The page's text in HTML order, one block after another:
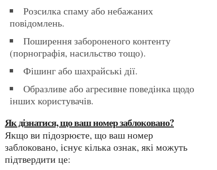
Розсилка спаму або небажаних
повідомлень.
Поширення забороненого контенту
(порнографія, насильство тощо).
Фішинг або шахрайські дії.
Образливе або агресивне поведінка щодо
інших користувачів.
Як дізнатися, що ваш номер заблоковано?
Якщо ви підозрюєте, що ваш номер
заблоковано, існує кілька ознак, які можуть
підтвердити це: